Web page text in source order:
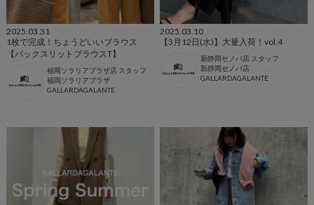
2025.03.31
1枚で完成！ちょうどいいブラウス
【バックスリットブラウスT】
福岡ソラリアプラザ店 スタッフ
福岡ソラリアプラザ
GALLARDAGALANTE
2025.03.10
【3月12日(水)】大量入荷！vol.4
新静岡セノバ店 スタッフ
新静岡セノバ店
GALLARDAGALANTE